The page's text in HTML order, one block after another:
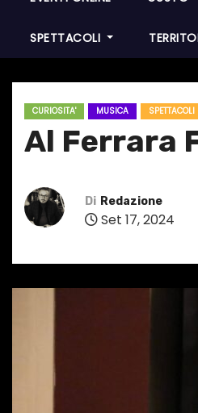
SPETTACOLI
CURIOSITA' MUSICA SPETTACOLI
Al Ferrara
Di Redazione
Set 17, 2024